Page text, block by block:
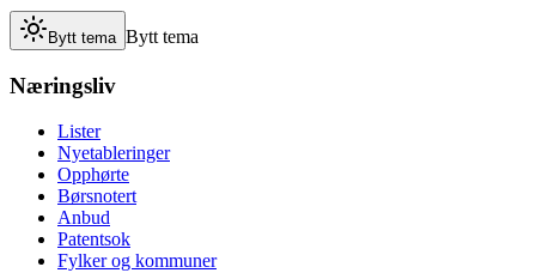
Bytt tema Bytt tema
Næringsliv
Lister
Nyetableringer
Opphørte
Børsnotert
Anbud
Patentsok
Fylker og kommuner